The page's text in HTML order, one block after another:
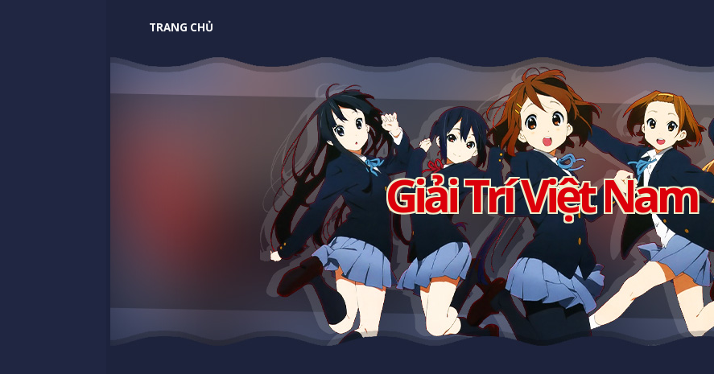
TRANG CHỦ
Giải Trí Việt Nam